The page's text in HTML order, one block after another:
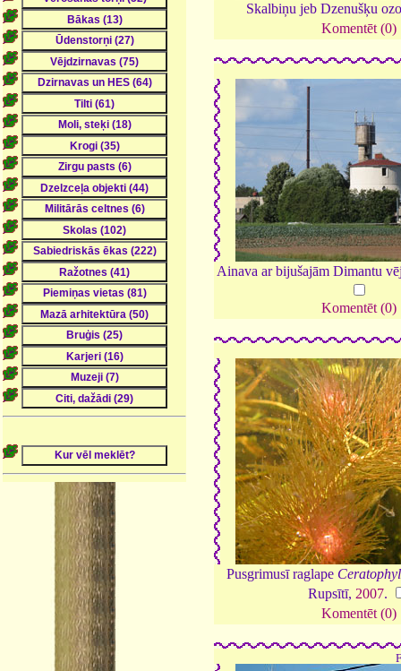
Skalbiņu jeb Dzenušķu
Komentēt (0)
Ainava ar bijušajām Dimantu
Komentēt (0)
Pusgrimusī raglape
Rupsītī, 2007.
Komentēt (0)